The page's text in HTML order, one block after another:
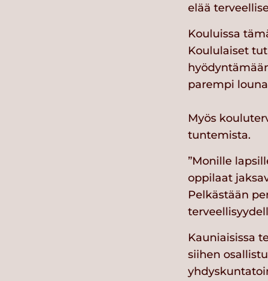
elää
Kouluissa
Koululaiset
parempi
Myös
tuntemista.
”Monille
oppilaat
Pelkästään
Kauniaisissa
siihen